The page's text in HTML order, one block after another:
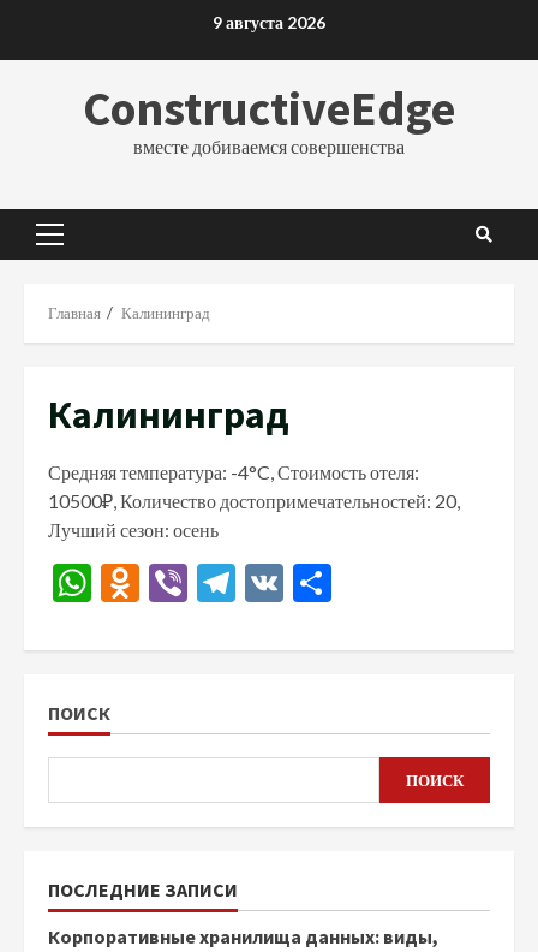
9 августа 2026
ConstructiveEdge
вместе добиваемся совершенства
Основное
Главная Калининград
Калининград
Средняя температура: -4°C, Стоимость отеля:
10500₽, Количество достопримечательностей: 20,
Лучший сезон: осень
WhatsApp
Odnoklassniki
ViberTelegram
VK
ПОИСК
ПОИСК
ПОСЛЕДНИЕ ЗАПИСИ
Корпоративные хранилища данных: виды,